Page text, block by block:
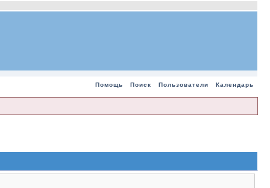
Помощь Поиск Пользователи Календарь